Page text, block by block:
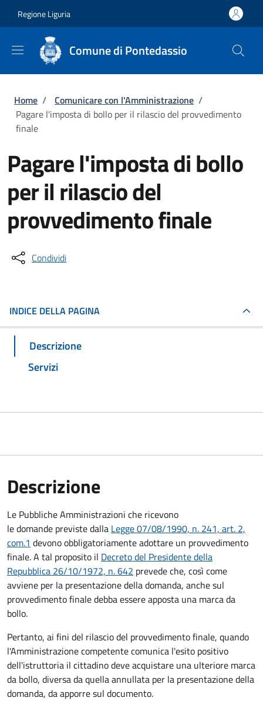
Regione Liguria
Comune di Pontedassio
Briciole di pane
Home / Comunicare con l'Amministrazione /
Pagare l'imposta di bollo per il rilascio del provvedimento
finale
Pagare l'imposta di bollo
per il rilascio del
provvedimento finale
Condividi
INDICE DELLA PAGINA
Descrizione
Servizi
Descrizione
Le Pubbliche Amministrazioni che ricevono
le domande previste dalla Legge 07/08/1990, n. 241, art. 2,
com.1 devono obbligatoriamente adottare un provvedimento
finale. A tal proposito il Decreto del Presidente della
Repubblica 26/10/1972, n. 642 prevede che, così come
avviene per la presentazione della domanda, anche sul
provvedimento finale debba essere apposta una marca da
bollo.
Pertanto, ai fini del rilascio del provvedimento finale, quando
l'Amministrazione competente comunica l'esito positivo
dell'istruttoria il cittadino deve acquistare una ulteriore marca
da bollo, diversa da quella annullata per la presentazione della
domanda, da apporre sul documento.